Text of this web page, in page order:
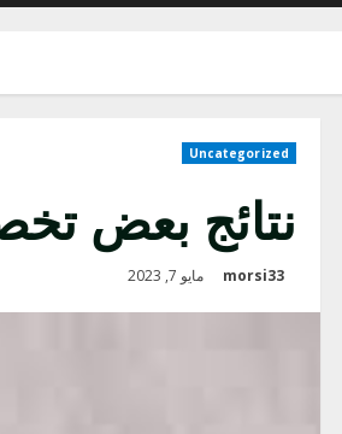
Uncategorized
نتائج بعض
morsi33 مايو 7, 2023